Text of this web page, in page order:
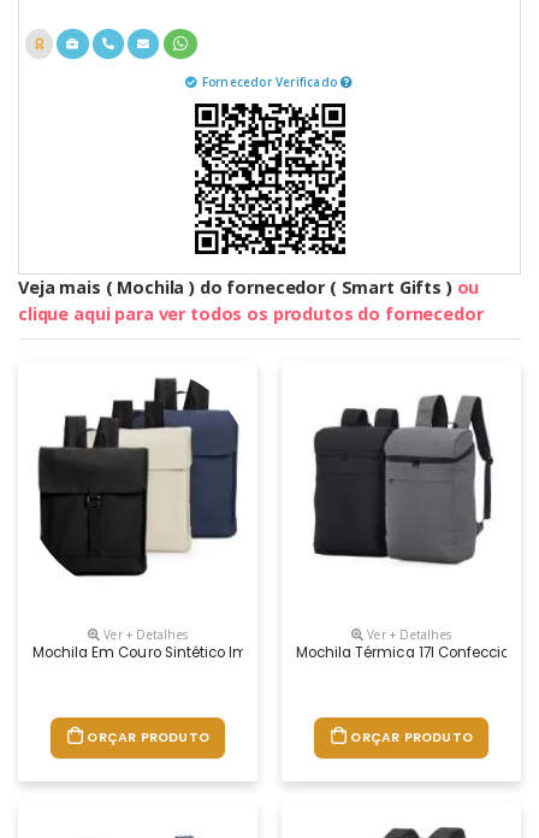
Fornecedor Verificado
Veja mais ( Mochila ) do fornecedor ( Smart Gifts ) ou
clique aqui para ver todos os produtos do fornecedor
Ver + Detalhes
Mochila Em Couro Sintético Impermeável Com Capacidade De Até 16
ORÇAR PRODUTO
Ver + Detalhes
Mochila Térmica 17l
ORÇAR PRODUTO